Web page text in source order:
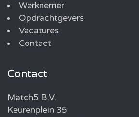
Werknemer
Opdrachtgevers
Vacatures
Contact
Contact
Match5 B.V.
Keurenplein 35